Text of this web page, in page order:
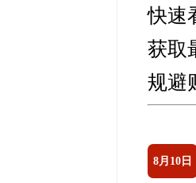
快速
获取
规避
8月10日